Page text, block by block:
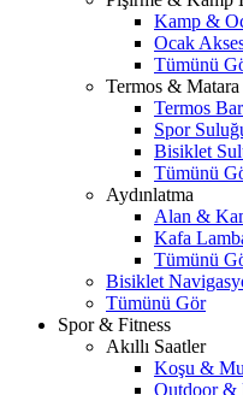
Kamp &
Ocak
Tümünü
Termos & Matara
Termos
Spor
Bisiklet
Tümünü
Aydınlatma
Alan &
Kafa
Tümünü
Bisiklet
Tümünü Gör
Spor & Fitness
Akıllı Saatler
Koşu &
Outdoor &